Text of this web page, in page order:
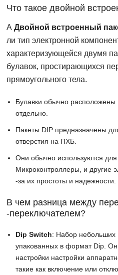
Что такое двойной
АДвойной встроенный
ли тип электронной
характеризующейся двумя
булавок, простирающихся
прямоугольного тела.
Булавки обычно
отдельно.
Пакеты DIP предназначены
отверстия на ПХБ.
Они обычно используются для
Микроконтроллеры, и другие
-за их простоты и надежности.
В чем разница между
-переключателем?
Dip Switch: Набор небольших
упакованных в формат Dip.
настройки настройки
такие как включение или